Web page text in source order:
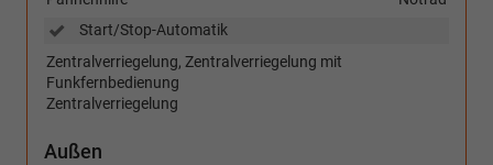
Start/Stop-Automatik
Zentralverriegelung, Zentralverriegelung mit
Funkfernbedienung
Zentralverriegelung
Außen